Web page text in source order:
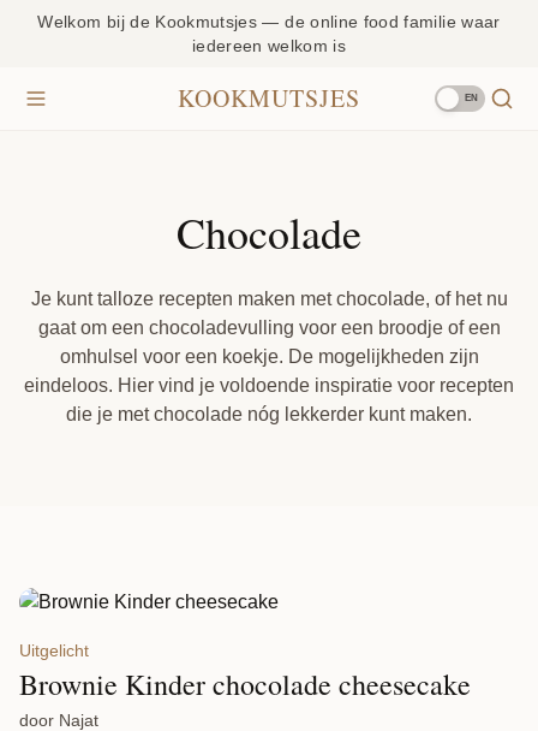
Welkom bij de Kookmutsjes — de online food familie waar
iedereen welkom is
KOOKMUTSJES EN
Chocolade
Je kunt talloze recepten maken met chocolade, of het nu
gaat om een chocoladevulling voor een broodje of een
omhulsel voor een koekje. De mogelijkheden zijn
eindeloos. Hier vind je voldoende inspiratie voor recepten
die je met chocolade nóg lekkerder kunt maken.
Uitgelicht
Brownie Kinder chocolade cheesecake
door Najat